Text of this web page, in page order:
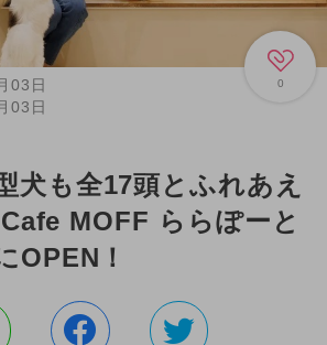
0
03日
03日
犬も全17頭とふれあえ
MOFF ららぽーと
OPEN！